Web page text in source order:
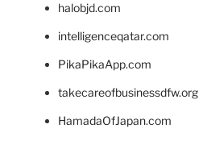
halobjd.com
intelligenceqatar.com
PikaPikaApp.com
takecareofbusinessdfw.org
HamadaOfJapan.com